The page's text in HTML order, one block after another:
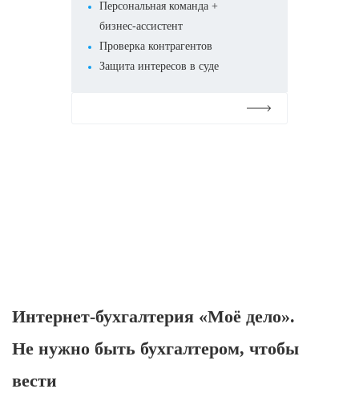
Персональная команда +
бизнес-ассистент
Проверка контрагентов
Защита интересов в суде
Интернет-бухгалтерия «Моё дело».
Не нужно быть бухгалтером, чтобы
вести